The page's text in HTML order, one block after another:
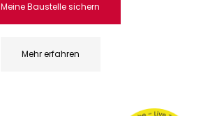
Meine Baustelle sichern
Mehr erfahren